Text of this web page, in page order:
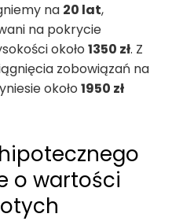
na 20 lat,
na pokrycie
około 1350 zł. Z
zobowiązań na
około 1950 zł
o wartości